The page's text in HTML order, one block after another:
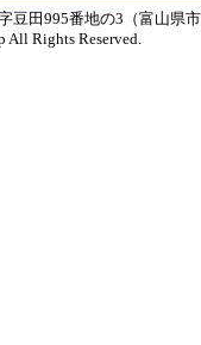
豆田995番地の3（富山県
All Rights Reserved.